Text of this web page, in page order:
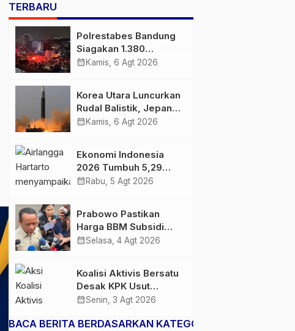
Serius terhadap Masa
Depan Pulau Buru
TERBARU
Polrestabes Bandung
Siagakan 1.380
Personel Antisipasi
calendar_month Kamis, 6 Agt 2026
Korea Utara Luncurkan
Rudal Balistik, Jepang
Pastikan Wilayahnya
calendar_month Kamis, 6 Agt 2026
Ekonomi Indonesia
2026 Tumbuh 5,29
Persen, Airlangga
Global
calendar_month Rabu, 5 Agt 2026
Prabowo Pastikan
Harga BBM Subsidi
Tetap, BBM Non-
calendar_monthSelasa, 4 Agt 2026
Koalisi Aktivis Bersatu
Desak KPK Usut
Dugaan Kolusi Proyek
Sejumlah Pejabat dan
calendar_monthSenin, 3 Agt 2026
BACA BERITA BERDASARKAN KATEGORI